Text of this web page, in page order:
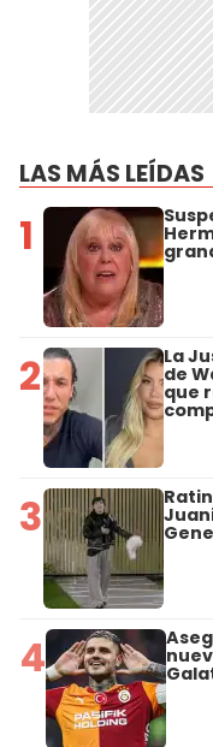
LAS MÁS LEÍDAS
1
2 La
de
que
3
4